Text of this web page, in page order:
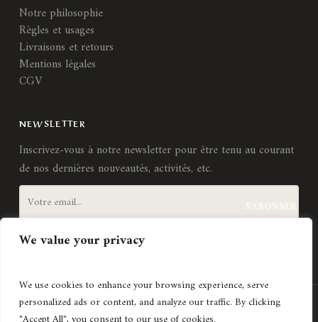
We value your privacy
We use cookies to enhance your browsing experience, serve
personalized ads or content, and analyze our traffic. By clicking
Notre philosophie
Règles et usages
Livraisons et retours
Mentions légales
CGV
NEWSLETTER
Inscrivez-vous à notre newsletter pour être tenu au courant
de nos dernières nouveautés, activités, etc.
J'accepte lestermes et conditions